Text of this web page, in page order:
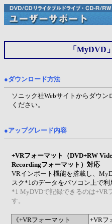
「MyDVD
●ダウンロード方法
ソニック社Webサイトからダウ
ください。
●アップグレード内容
+VRフォーマット（DVD+RW
Recordingフォーマット）対応
VRインポート機能を搭載し、
スク*1のデータをパソコン上で利
*1 MyDVDで記録できるのは+VR
す。
《+VRフォーマット
+VRフ